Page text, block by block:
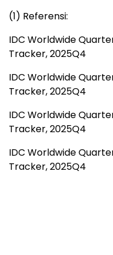
(1) Referensi:
IDC Worldwide
Tracker, 2025Q4
IDC Worldwide
Tracker, 2025Q4
IDC Worldwide
Tracker, 2025Q4
IDC Worldwide
Tracker, 2025Q4